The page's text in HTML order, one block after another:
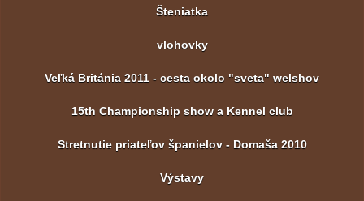
Šteniatka
vlohovky
Veľká Británia 2011 - cesta okolo "sveta" welshov
15th Championship show a Kennel club
Stretnutie priateľov španielov - Domaša 2010
Výstavy